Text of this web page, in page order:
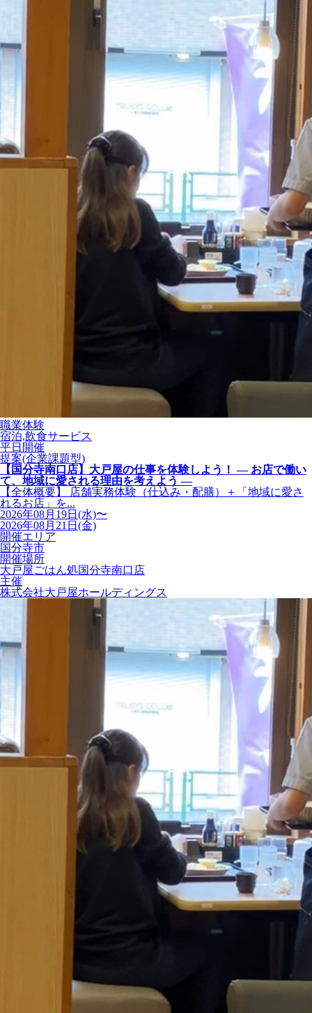
職業体験
宿泊,飲食サービス
平日開催
提案(企業課題型)
【国分寺南口店】大戸屋の仕事を体験しよう！ ― お店で働い
て、地域に愛される理由を考えよう ―
【全体概要】 店舗実務体験（仕込み・配膳）＋「地域に愛さ
れるお店」を...
2026年08月19日(水)〜
2026年08月21日(金)
開催エリア
国分寺市
開催場所
大戸屋ごはん処国分寺南口店
主催
株式会社大戸屋ホールディングス